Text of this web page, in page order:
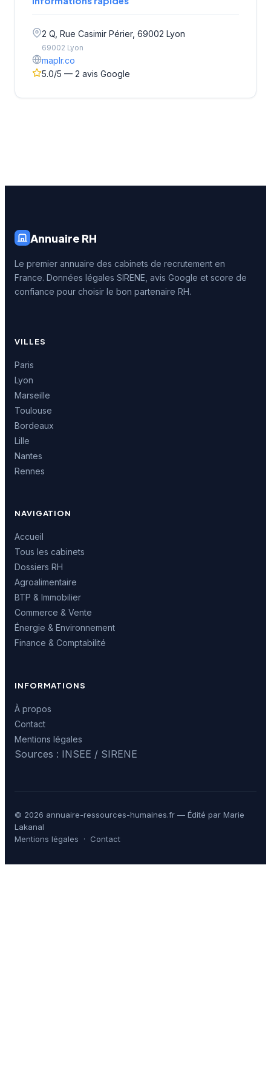
2 Q, Rue Casimir Périer, 69002 Lyon
69002 Lyon
maplr.co
5.0/5 — 2 avis Google
Annuaire RH
Le premier annuaire des cabinets de recrutement en
France. Données légales SIRENE, avis Google et score de
confiance pour choisir le bon partenaire RH.
VILLES
Paris
Lyon
Marseille
Toulouse
Bordeaux
Lille
Nantes
Rennes
NAVIGATION
Accueil
Tous les cabinets
Dossiers RH
Agroalimentaire
BTP & Immobilier
Commerce & Vente
Énergie & Environnement
Finance & Comptabilité
INFORMATIONS
À propos
Contact
Mentions légales
Sources : INSEE / SIRENE
© 2026 annuaire-ressources-humaines.fr — Édité par Marie
Lakanal
Mentions légales · Contact